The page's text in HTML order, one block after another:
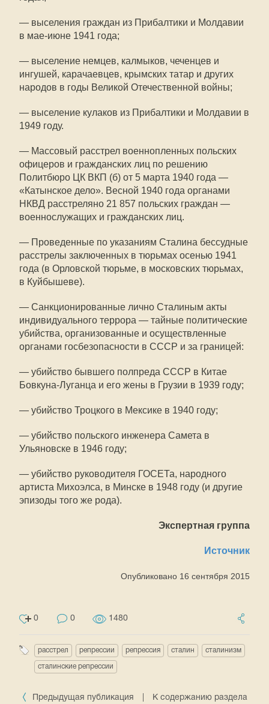
— выселения граждан из Прибалтики и Молдавии
в мае-июне 1941 года;
— выселение немцев, калмыков, чеченцев и
ингушей, карачаевцев, крымских татар и других
народов в годы Великой Отечественной войны;
— выселение кулаков из Прибалтики и Молдавии в
1949 году.
— Массовый расстрел военнопленных польских
офицеров и гражданских лиц по решению
Политбюро ЦК ВКП (б) от 5 марта 1940 года —
«Катынское дело». Весной 1940 года органами
НКВД расстреляно 21 857 польских граждан —
военнослужащих и гражданских лиц.
— Проведенные по указаниям Сталина бессудные
расстрелы заключенных в тюрьмах осенью 1941
года (в Орловской тюрьме, в московских тюрьмах,
в Куйбышеве).
— Санкционированные лично Сталиным акты
индивидуального террора — тайные политические
убийства, организованные и осуществленные
органами госбезопасности в СССР и за границей:
— убийство бывшего полпреда СССР в Китае
Бовкуна-Луганца и его жены в Грузии в 1939 году;
— убийство Троцкого в Мексике в 1940 году;
— убийство польского инженера Самета в
Ульяновске в 1946 году;
— убийство руководителя ГОСЕТа, народного
артиста Михоэлса, в Минске в 1948 году (и другие
эпизоды того же рода).
Экспертная группа
Источник
Опубликовано 16 сентября 2015
0 0 1480
расстрел репрессии репрессия сталин сталинизм
сталинские репрессии
Предыдущая публикация
К содержанию раздела